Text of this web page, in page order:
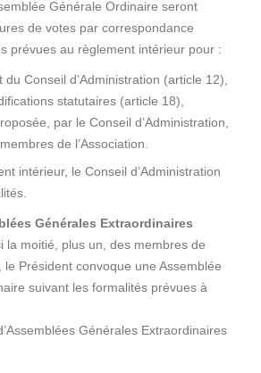
Générale Ordinaire seront
de votes par correspondance
prévues au règlement intérieur pour :
Conseil d’Administration (article 12),
statutaires (article 18),
par le Conseil d’Administration,
de l’Association.
intérieur, le Conseil d’Administration
Générales Extraordinaires
la moitié, plus un, des membres de
le Président convoque une Assemblée
suivant les formalités prévues à
Générales Extraordinaires